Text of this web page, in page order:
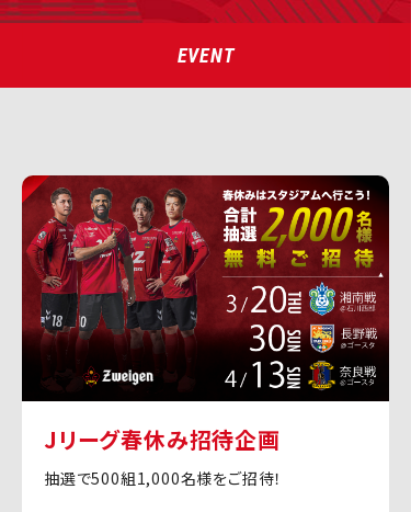
EVENT
Jリーグ春休み招待企画
抽選で500組1,000名様をご招待！